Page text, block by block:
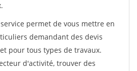
permet de vous mettre en
demandant des devis
pour tous types de travaux.
d'activité, trouver des